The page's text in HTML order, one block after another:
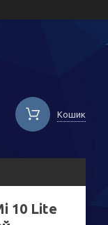
Кошик
10 Lite